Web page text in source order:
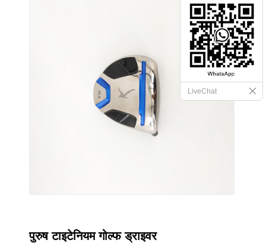
पुरुष टाइटेनियम गोल्फ ड्राइवर
LiveChat